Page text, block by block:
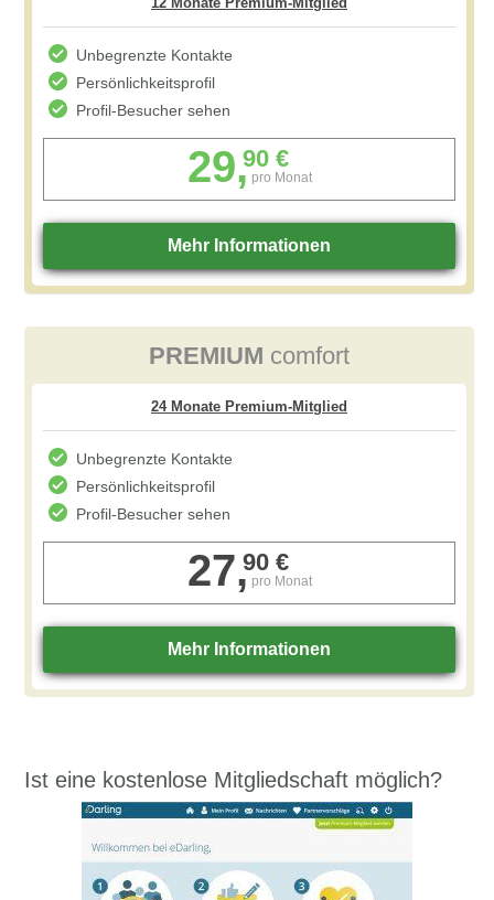
Unbegrenzte Kontakte
Persönlichkeitsprofil
Profil-Besucher sehen
29,90 €
pro Monat
PREMIUM comfort
Unbegrenzte Kontakte
Persönlichkeitsprofil
Profil-Besucher sehen
27,90 €
pro Monat
Ist eine kostenlose Mitgliedschaft möglich?